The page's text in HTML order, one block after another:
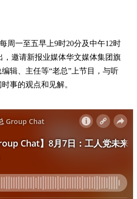
周一至五早上9时20分及中午12时
，邀请新报业媒体华文媒体集团旗
辑、主任等“老总”上节目，与听
事的观点和见解。